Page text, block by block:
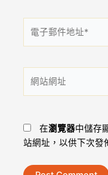
子
件
地
址
站
在瀏覽器中儲存
站網址，以供下次發